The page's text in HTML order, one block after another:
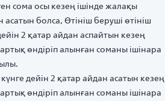
сома осы кезең ішінде жалақы
болса, Өтініш беруші өтініш
2 қатар айдан аспайтын кезең
өндіріп алынған соманы ішінара
күнге дейін 2 қатар айдан асатын кезең
өндіріп алынған соманы ішінара